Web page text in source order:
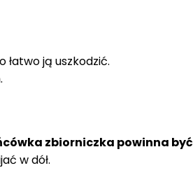
łatwo ją uszkodzić.
zbiorniczka powinna być
w dół.